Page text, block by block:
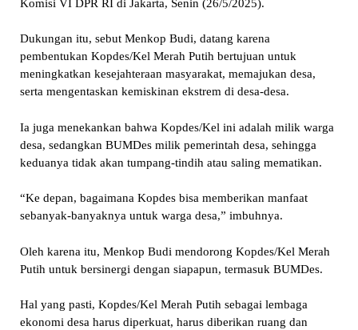
Komisi VI DPR RI di Jakarta, Senin (26/5/2025).
Dukungan itu, sebut Menkop Budi, datang karena
pembentukan Kopdes/Kel Merah Putih bertujuan untuk
meningkatkan kesejahteraan masyarakat, memajukan desa,
serta mengentaskan kemiskinan ekstrem di desa-desa.
Ia juga menekankan bahwa Kopdes/Kel ini adalah milik warga
desa, sedangkan BUMDes milik pemerintah desa, sehingga
keduanya tidak akan tumpang-tindih atau saling mematikan.
“Ke depan, bagaimana Kopdes bisa memberikan manfaat
sebanyak-banyaknya untuk warga desa,” imbuhnya.
Oleh karena itu, Menkop Budi mendorong Kopdes/Kel Merah
Putih untuk bersinergi dengan siapapun, termasuk BUMDes.
Hal yang pasti, Kopdes/Kel Merah Putih sebagai lembaga
ekonomi desa harus diperkuat, harus diberikan ruang dan